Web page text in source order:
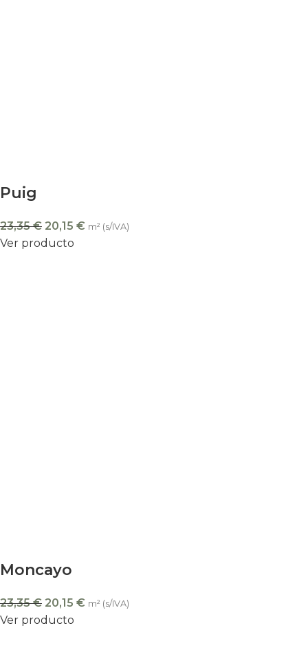
Puig
23,35€ 20,15 € m² (s/IVA)
Ver producto
Moncayo
23,35€ 20,15 € m² (s/IVA)
Ver producto